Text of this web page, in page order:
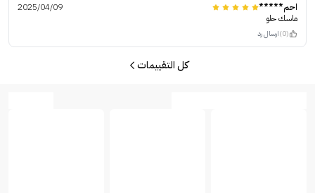
احم*****
2025/04/09
ماسك حلو
(0) ارسال رد
كل التقييمات